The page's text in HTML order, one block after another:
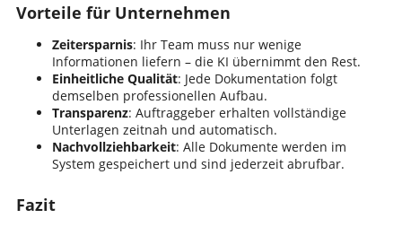
Vorteile für Unternehmen
Zeitersparnis: Ihr Team muss nur wenige
Informationen liefern – die KI übernimmt den Rest.
Einheitliche Qualität: Jede Dokumentation folgt
demselben professionellen Aufbau.
Transparenz: Auftraggeber erhalten vollständige
Unterlagen zeitnah und automatisch.
Nachvollziehbarkeit: Alle Dokumente werden im
System gespeichert und sind jederzeit abrufbar.
Fazit